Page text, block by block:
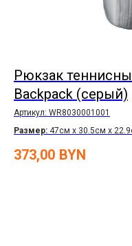
Рюкзак
Backpack (серый)
Артикул: WR8030001001
Размер: 47см х 30.5см х
373,00 BYN